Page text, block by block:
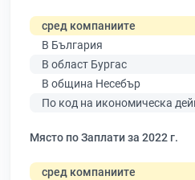
сред компаниите
В България
В област Бургас
В община Несебър
По код на икономическа
Място по Заплати за 2022 г.
сред компаниите